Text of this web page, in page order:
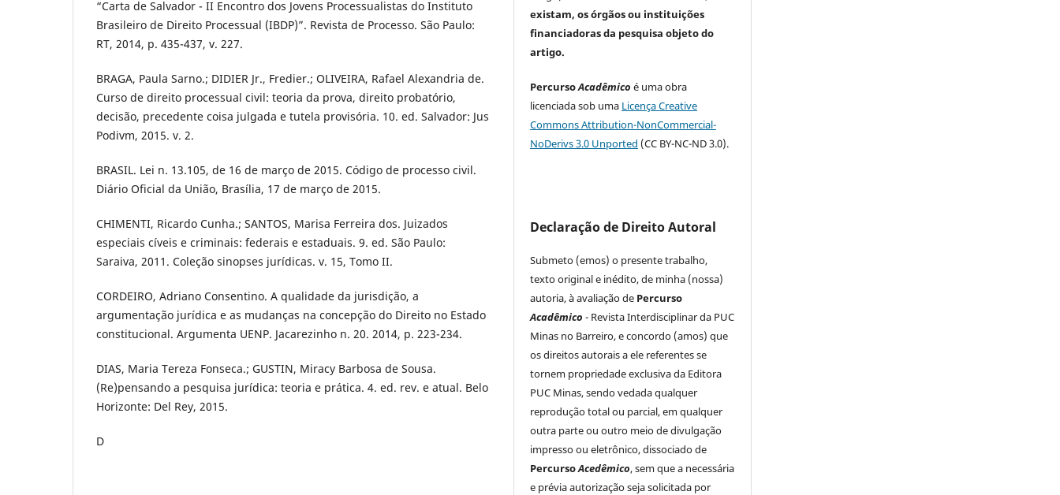
“Carta de Salvador - II Encontro dos Jovens Processualistas do Instituto
Brasileiro de Direito Processual (IBDP)”. Revista de Processo. São Paulo:
RT, 2014, p. 435-437, v. 227.
BRAGA, Paula Sarno.; DIDIER Jr., Fredier.; OLIVEIRA, Rafael Alexandria de.
Curso de direito processual civil: teoria da prova, direito probatório,
decisão, precedente coisa julgada e tutela provisória. 10. ed. Salvador: Jus
Podivm, 2015. v. 2.
BRASIL. Lei n. 13.105, de 16 de março de 2015. Código de processo civil.
Diário Oficial da União, Brasília, 17 de março de 2015.
CHIMENTI, Ricardo Cunha.; SANTOS, Marisa Ferreira dos. Juizados
especiais cíveis e criminais: federais e estaduais. 9. ed. São Paulo:
Saraiva, 2011. Coleção sinopses jurídicas. v. 15, Tomo II.
CORDEIRO, Adriano Consentino. A qualidade da jurisdição, a
argumentação jurídica e as mudanças na concepção do Direito no Estado
constitucional. Argumenta UENP. Jacarezinho n. 20. 2014, p. 223-234.
DIAS, Maria Tereza Fonseca.; GUSTIN, Miracy Barbosa de Sousa.
(Re)pensando a pesquisa jurídica: teoria e prática. 4. ed. rev. e atual. Belo
Horizonte: Del Rey, 2015.
D
existam, os órgãos ou instituições
financiadoras da pesquisa objeto do
artigo.
PercursoAcadêmicoé uma obra
licenciada sob uma Licença Creative
Commons Attribution-NonCommercial-
NoDerivs 3.0 Unported (CC BY-NC-ND 3.0).
Declaração de Direito Autoral
Submeto (emos) o presente trabalho,
texto original e inédito, de minha (nossa)
autoria, à avaliação de Percurso
Acadêmico - Revista Interdisciplinar da PUC
Minas no Barreiro, e concordo (amos) que
os direitos autorais a ele referentes se
tornem propriedade exclusiva da Editora
PUC Minas, sendo vedada qualquer
reprodução total ou parcial, em qualquer
outra parte ou outro meio de divulgação
impresso ou eletrônico, dissociado de
PercursoAcedêmico, sem que a necessária
e prévia autorização seja solicitada por